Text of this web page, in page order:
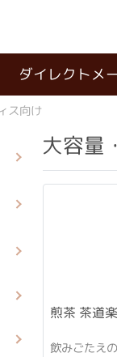
ダイレクトメ
ス向け
大容量
煎茶 茶道
飲みごたえ